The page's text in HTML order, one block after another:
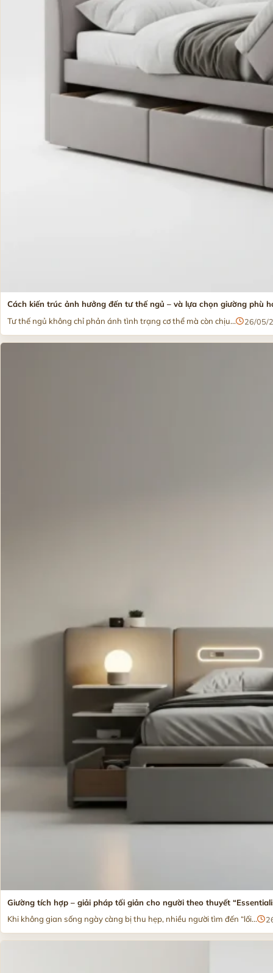
Cách kiến trúc ảnh hưởng đến tư thế ngủ – và lựa chọn giường phù
Tư thế ngủ không chỉ phản ánh tình trạng cơ thể mà còn chịu...
26/05/
Giường tích hợp – giải pháp tối giản cho người theo thuyết
Khi không gian sống ngày càng bị thu hẹp, nhiều người tìm đến “lối...